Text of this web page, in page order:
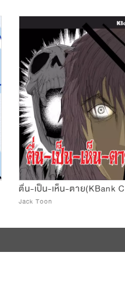
Jack Toon